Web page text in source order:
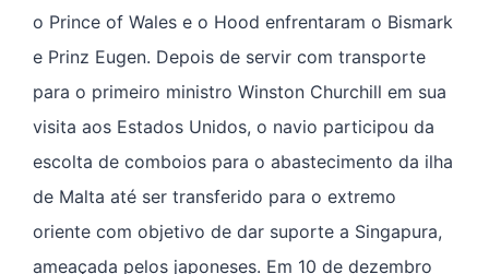
o Prince of Wales e o Hood enfrentaram o Bismark
e Prinz Eugen. Depois de servir com transporte
para o primeiro ministro Winston Churchill em sua
visita aos Estados Unidos, o navio participou da
escolta de comboios para o abastecimento da ilha
de Malta até ser transferido para o extremo
oriente com objetivo de dar suporte a Singapura,
ameaçada pelos japoneses. Em 10 de dezembro